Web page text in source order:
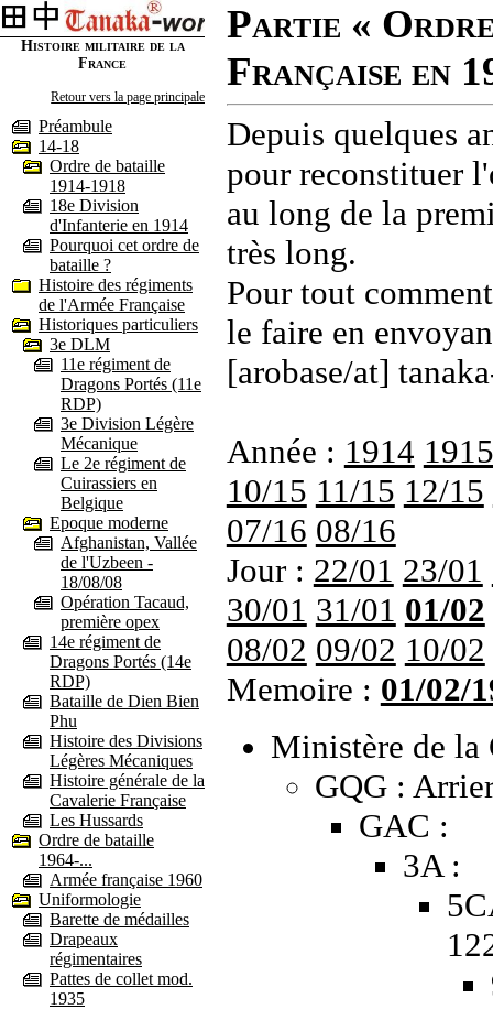
Histoire militaire de la
France
Retour vers la page principale
Préambule
14-18
Ordre de bataille
1914-1918
18e Division
d'Infanterie en 1914
Pourquoi cet ordre de
bataille ?
Histoire des régiments
de l'Armée Française
Historiques particuliers
3e DLM
11e régiment de
Dragons Portés (11e
RDP)
3e Division Légère
Mécanique
Le 2e régiment de
Cuirassiers en
Belgique
Epoque moderne
Afghanistan, Vallée
de l'Uzbeen -
18/08/08
Opération Tacaud,
première opex
14e régiment de
Dragons Portés (14e
RDP)
Bataille de Dien Bien
Phu
Histoire des Divisions
Légères Mécaniques
Histoire générale de la
Cavalerie Française
Les Hussards
Ordre de bataille
1964-...
Armée française 1960
Uniformologie
Barette de médailles
Drapeaux
régimentaires
Pattes de collet mod.
1935
Partie «
Française en
Depuis quelques
pour reconstituer
au long de la
très long.
Pour tout
le faire en
[arobase/at]
Année : 1914 1915
10/15 11/15 12/15
07/16 08/16
Jour : 22/01 23/01
30/01 31/01 01/02
08/02 09/02 10/02
Memoire : 01/02/
Ministère de la
GQG :
GAC :
3A :